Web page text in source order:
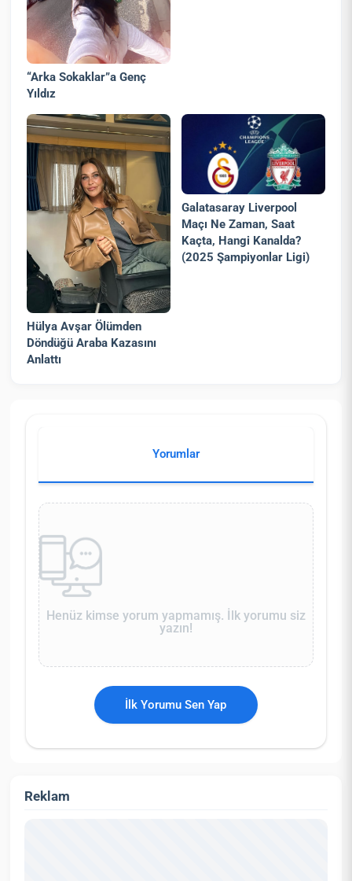
“Arka Sokaklar”a Genç
Yıldız
Hülya Avşar Ölümden
Döndüğü Araba Kazasını
Anlattı
Galatasaray Liverpool
Maçı Ne Zaman, Saat
Kaçta, Hangi Kanalda?
(2025 Şampiyonlar Ligi)
Yorumlar
Henüz kimse yorum yapmamış. İlk yorumu siz
yazın!
İlk Yorumu Sen Yap
Reklam